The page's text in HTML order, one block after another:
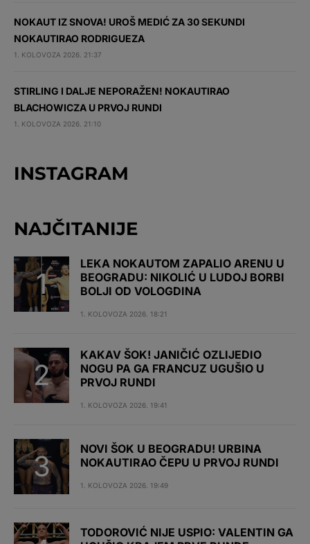
NOKAUT IZ SNOVA! UROŠ MEDIĆ ZA 30 SEKUNDI
NOKAUTIRAO RODRIGUEZA
1. KOLOVOZA 2026. 21:37
STIRLING I DALJE NEPORAŽEN! NOKAUTIRAO
BLACHOWICZA U PRVOJ RUNDI
1. KOLOVOZA 2026. 21:10
INSTAGRAM
NAJČITANIJE
LEKA NOKAUTOM ZAPALIO ARENU U
BEOGRADU: NIKOLIĆ U LUDOJ BORBI
BOLJI OD VOLOGDINA
1. KOLOVOZA 2026. 18:21
KAKAV ŠOK! JANIČIĆ OZLIJEDIO
NOGU PA GA FRANCUZ UGUŠIO U
PRVOJ RUNDI
1. KOLOVOZA 2026. 19:41
NOVI ŠOK U BEOGRADU! URBINA
NOKAUTIRAO ČEPU U PRVOJ RUNDI
1. KOLOVOZA 2026. 19:49
TODOROVIĆ NIJE USPIO: VALENTIN GA